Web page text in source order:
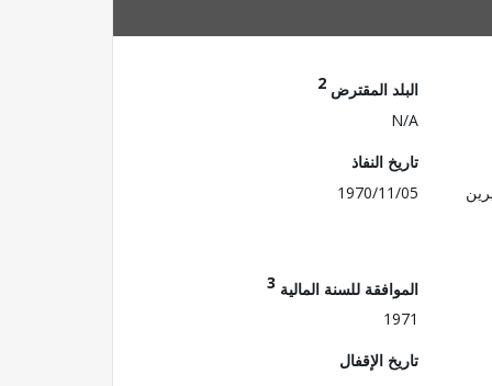
البلد المقترض 2
N/A
تاريخ النفاذ
1970/11/05
الموافقة للسنة المالية 3
1971
تاريخ الإقفال